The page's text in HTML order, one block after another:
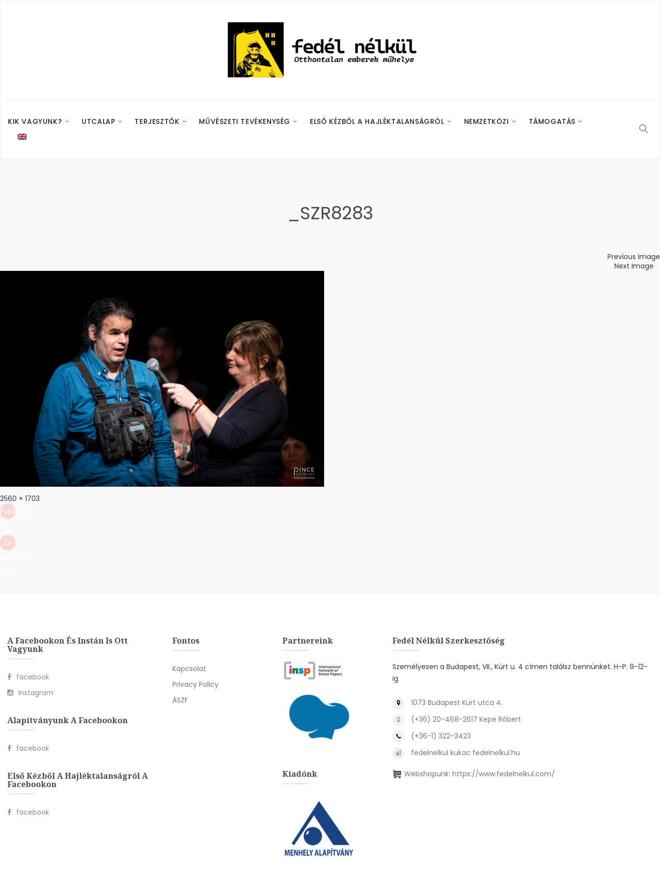
KIK VAGYUNK? UTCALAP TERJESZTŐK MŰVÉSZETI TEVÉKENYSÉG ELSŐ KÉZBŐL A HAJLÉKTALANSÁGRÓL NEMZETKÖZI TÁMOGATÁS
_SZR8283
Previous Image
Next Image
Full
size
2560 × 1703
Bejegyzés
navigáció
Published
Év
A Facebookon És Instán Is Ott
Vagyunk
facebook
Instagram
Alapítványunk A Facebookon
facebook
Első Kézből A Hajléktalanságról A
Facebookon
facebook
Fontos
Kapcsolat
Privacy Policy
ÁSZF
Partnereink
Kiadónk
Fedél Nélkül Szerkesztőség
Személyesen a Budapest, VII., Kürt u. 4 címen találsz bennünket. H-P: 9-12-
ig
1073 Budapest Kürt utca 4.
(+36) 20-468-2617 Kepe Róbert
(+36-1) 322-3423
fedelnelkul kukac fedelnelkul.hu
Webshopunk: https://www.fedelnelkul.com/